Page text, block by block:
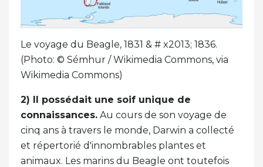
Le voyage du Beagle, 1831 & # x2013; 1836.
(Photo: © Sémhur / Wikimedia Commons, via
Wikimedia Commons)
2) Il possédait une soif unique de
connaissances. Au cours de son voyage de
cinq ans à travers le monde, Darwin a collecté
et répertorié d'innombrables plantes et
animaux. Les marins du Beagle ont toutefois